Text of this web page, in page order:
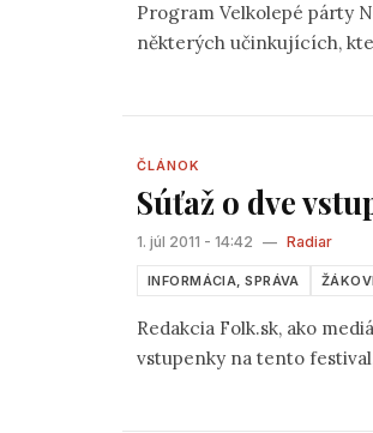
Program Velkolepé párty Novojičínska
ČLÁNOK
Súťaž o dve
1. júl 2011 - 14:42 — Radiar
INFORMÁCIA, SPRÁVA
Redakcia Folk.sk, ako
vstupenky na tento